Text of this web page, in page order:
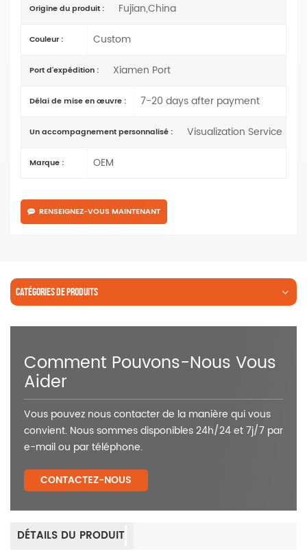
Origine du produit : Fujian,China
Couleur : Custom
Port d'expédition : Xiamen Port
Délai de mise en œuvre : 7-20 days after payment
Un accompagnement personnalisé : Visualization Service
Marque : OEM
RENSEIGNEZ-VOUS MAINTENANT
CATÉGORIES DE PRODUITS
Comment Pouvons-Nous Vous
Aider
Vous pouvez nous contacter de la manière qui vous
convient. Nous sommes disponibles 24h/24 et 7j/7 par
e-mail ou par téléphone.
CONTACTEZ-NOUS
DÉTAILS DU PRODUIT